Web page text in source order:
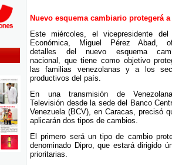
Nuevo esquema cambiario protegerá
Este miércoles, el vicepresidente del
Económica, Miguel Pérez Abad,
detalles del nuevo esquema
nacional, que tiene como objetivo
las familias venezolanas y a los
productivos del país.
En una transmisión de
Televisión desde la sede del Banco
Venezuela (BCV), en Caracas, precisó
aplicarán dos tipos de cambios.
El primero será un tipo de cambio
denominado Dipro, que estará dirigido
prioritarias.